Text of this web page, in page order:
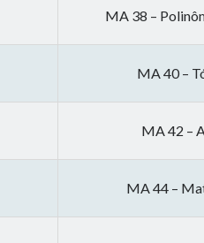
MA 38 –
MA 40 –
MA 42 –
MA 44 –